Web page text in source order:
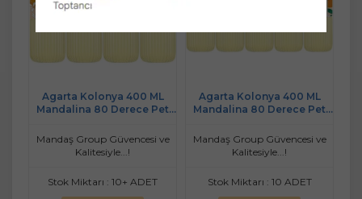
Agarta Kolonya 400 ML
Mandalina 80 Derece Pet
Mandaş Group Güvencesi ve
Kalitesiyle...!
Stok Miktarı : 10+ ADET
Agarta Kolonya 400 ML
Mandalina 80 Derece Pet
Mandaş Group Güvencesi ve
Kalitesiyle...!
Stok Miktarı : 10 ADET